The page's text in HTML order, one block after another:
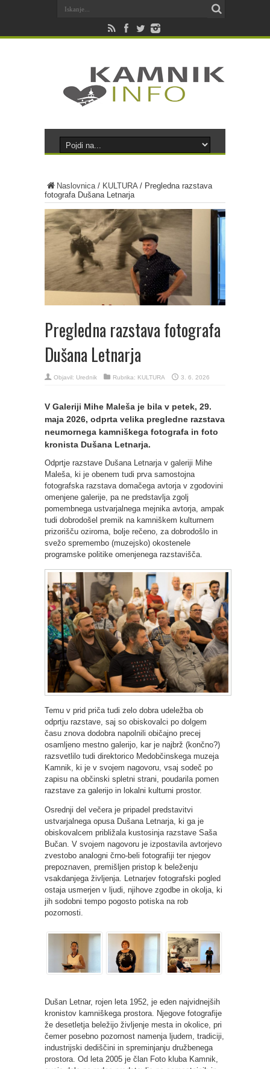
Naslovnica/ KULTURA/ Pregledna razstava
fotografa Dušana Letnarja
Pregledna razstava fotografa
Dušana Letnarja
Objavil: Urednik Rubrika: KULTURA 3. 6. 2026
V Galeriji Mihe Maleša je bila v petek, 29.
maja 2026, odprta velika pregledne razstava
neumornega kamniškega fotografa in foto
kronista Dušana Letnarja.
Odprtje razstave Dušana Letnarja v galeriji Mihe
Maleša, ki je obenem tudi prva samostojna
fotografska razstava domačega avtorja v zgodovini
omenjene galerije, pa ne predstavlja zgolj
pomembnega ustvarjalnega mejnika avtorja, ampak
tudi dobrodošel premik na kamniškem kulturnem
prizorišču oziroma, bolje rečeno, za dobrodošlo in
svežo spremembo (muzejsko) okostenele
programske politike omenjenega razstavišča.
Temu v prid priča tudi zelo dobra udeležba ob
odprtju razstave, saj so obiskovalci po dolgem
času znova dodobra napolnili običajno precej
osamljeno mestno galerijo, kar je najbrž (končno?)
razsvetlilo tudi direktorico Medobčinskega muzeja
Kamnik, ki je v svojem nagovoru, vsaj sodeč po
zapisu na občinski spletni strani, poudarila pomen
razstave za galerijo in lokalni kulturni prostor.
Osrednji del večera je pripadel predstavitvi
ustvarjalnega opusa Dušana Letnarja, ki ga je
obiskovalcem približala kustosinja razstave Saša
Bučan. V svojem nagovoru je izpostavila avtorjevo
zvestobo analogni črno-beli fotografiji ter njegov
prepoznaven, premišljen pristop k beleženju
vsakdanjega življenja. Letnarjev fotografski pogled
ostaja usmerjen v ljudi, njihove zgodbe in okolja, ki
jih sodobni tempo pogosto potiska na rob
pozornosti.
Dušan Letnar, rojen leta 1952, je eden najvidnejših
kronistov kamniškega prostora. Njegove fotografije
že desetletja beležijo življenje mesta in okolice, pri
čemer posebno pozornost namenja ljudem, tradiciji,
industrijski dediščini in spreminjanju družbenega
prostora. Od leta 2005 je član Foto kluba Kamnik,